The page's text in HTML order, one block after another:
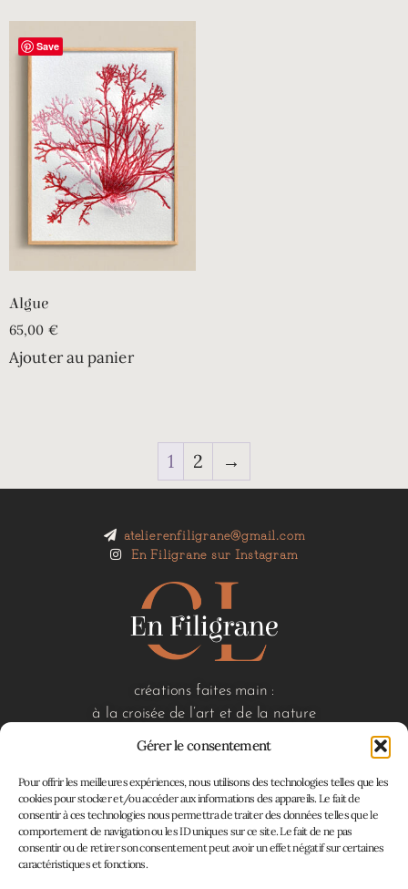
Gérer le consentement
Pour offrir les meilleures expériences, nous utilisons des technologies telles que les
cookies pour stocker et/ou accéder aux informations des appareils. Le fait de
consentir à ces technologies nous permettra de traiter des données telles que le
comportement de navigation ou les ID uniques sur ce site. Le fait de ne pas
consentir ou de retirer son consentement peut avoir un effet négatif sur certaines
caractéristiques et fonctions.
Save
Algue
65,00 €
Ajouter au panier
1 2 →
atelierenfiligrane@gmail.com
En Filigrane sur Instagram
créations faites main :
à la croisée de l’art et de la nature
liens utiles
accueil
boutique